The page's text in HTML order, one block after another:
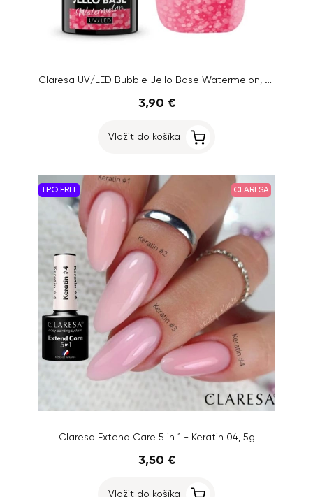
Claresa UV/LED Bubble Jello Base Watermelon, 5g
3,90 €
Vložiť do košíka
TPO FREE CLARESA
Claresa Extend Care 5 in 1 - Keratin 04, 5g
3,50 €
Vložiť do košíka